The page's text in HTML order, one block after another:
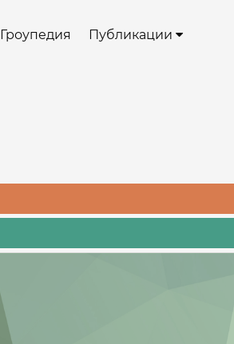
Гроупедия Публикации